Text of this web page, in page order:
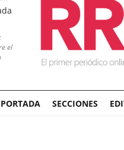
el
PORTADA SECCIONES